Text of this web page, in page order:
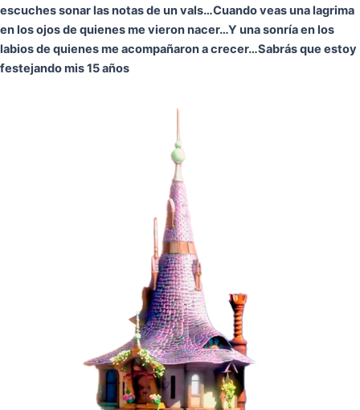
escuches sonar las notas de un vals…Cuando veas una lagrima
en los ojos de quienes me vieron nacer…Y una sonría en los
labios de quienes me acompañaron a crecer…Sabrás que estoy
festejando mis 15 años